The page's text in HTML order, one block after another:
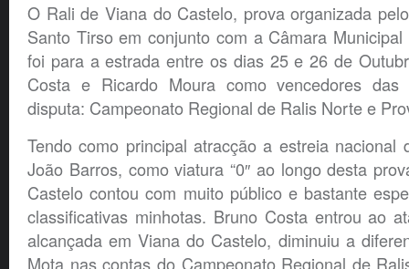
O Rali de Viana do Castelo, prova organizada
Santo Tirso em conjunto com a Câmara
foi para a estrada entre os dias 25 e 26 de
Costa e Ricardo Moura como vencedores das
disputa: Campeonato Regional de Ralis Norte e
Tendo como principal atracção a estreia nacional
João Barros, como viatura “0″ ao longo desta
Castelo contou com muito público e bastante
classificativas minhotas. Bruno Costa entrou ao
alcançada em Viana do Castelo, diminuiu a
Mota nas contas do Campeonato Regional de